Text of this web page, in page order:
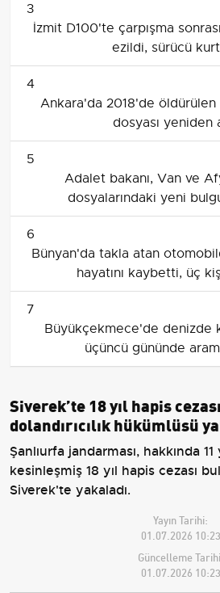
3
İzmit D100'te çarpışma
ezildi, sürücü
4
Ankara'da 2018'de öldürülen
dosyası yeniden
5
Adalet bakanı, Van ve
dosyalarındaki yeni
6
Bünyan'da takla atan
hayatını kaybetti, üç
7
Büyükçekmece'de denizde
üçüncü gününde
Siverek’te 18 yıl hapis
dolandırıcılık hükümlüsü
Şanlıurfa jandarması, hakkında
kesinleşmiş 18 yıl hapis cezası
Siverek'te yakaladı.
Yayın Tarihi:
01.07.2026 10:23
Güncelleme
01.07.2026 10:23